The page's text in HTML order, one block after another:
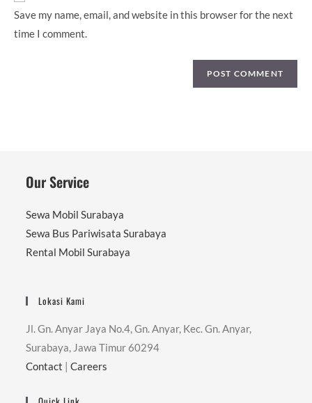
Save my name, email, and website in this browser for the next
time I comment.
Our Service
Sewa Mobil Surabaya
Sewa Bus Pariwisata Surabaya
Rental Mobil Surabaya
Lokasi Kami
Jl. Gn. Anyar Jaya No.4, Gn. Anyar, Kec. Gn. Anyar,
Surabaya, Jawa Timur 60294
Contact |Careers